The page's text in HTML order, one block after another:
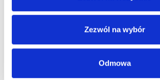
Zezwól na wybór
Odmowa